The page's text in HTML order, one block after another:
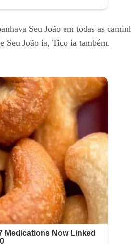
Seu João em todas as
Seu João ia, Tico ia também.